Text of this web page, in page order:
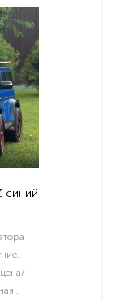
синий
,